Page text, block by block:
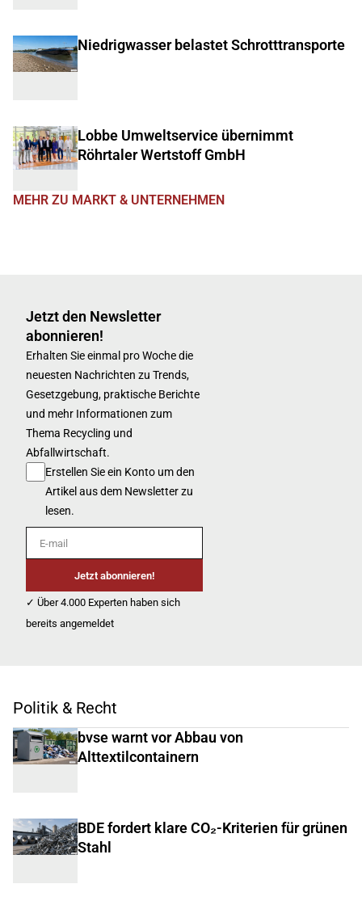
Niedrigwasser belastet Schrotttransporte
Lobbe Umweltservice übernimmt
Röhrtaler Wertstoff GmbH
MEHR ZU MARKT & UNTERNEHMEN
Jetzt den Newsletter
abonnieren!
Erhalten Sie einmal pro Woche die
neuesten Nachrichten zu Trends,
Gesetzgebung, praktische Berichte
und mehr Informationen zum
Thema Recycling und
Abfallwirtschaft.
Erstellen Sie ein Konto um den
Artikel aus dem Newsletter zu
lesen.
E-mail
Jetzt abonnieren!
✓ Über 4.000 Experten haben sich
bereits angemeldet
Politik & Recht
bvse warnt vor Abbau von
Alttextilcontainern
BDE fordert klare CO₂-Kriterien für grünen
Stahl